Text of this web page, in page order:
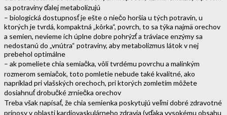
sa potraviny ďalej metabolizujú
– biologická dostupnosť je ešte o niečo horšia u tých potravín, u
ktorých je tvrdá, kompaktná „kôrka“, povrch, to sa týka najmä orechov
a semien, nevieme ich úplne dobre pohrýzť a tráviace enzýmy sa
nedostanú do „vnútra“ potraviny, aby metabolizmus látok v nej
prebehol optimálne
– ak pomeliete chia semiačka, vôli tvrdému povrchu a malinkým
rozmerom semiačok, toto pomletie nebude také kvalitné, ako
napríklad pri vlašských orechoch, pri ktorých zomletím môžete
dosiahnuť drobučké zrniečka orechov
Treba však napísať, že chia semienka poskytujú veľmi dobré zdravotné
prínosy v oblasti kardiovaskulárneho zdravia (vďaka vysokému obsahu